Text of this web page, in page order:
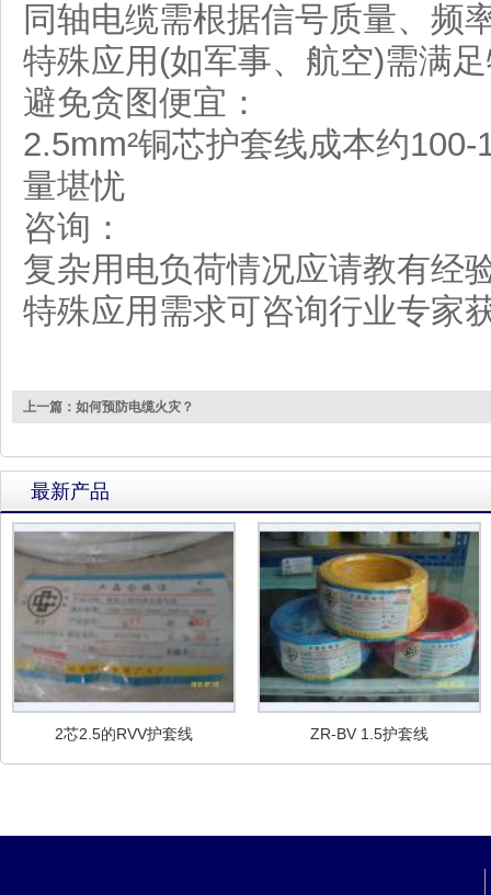
同轴电缆需根据信号质量、频
特殊应用(如军事、航空)需满
避免贪图便宜：
2.5mm²铜芯护套线成本约
量堪忧
咨询：
复杂用电负荷情况应请教有经
特殊应用需求可咨询行业专家
上一篇：如何预防电缆火灾？
最新产品
2芯2.5的RVV护套线 ZR-BV 1.5护套线